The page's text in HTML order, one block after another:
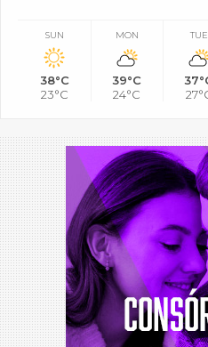
SUN
38°C
23°C
MON
39°C
24°C
TUE